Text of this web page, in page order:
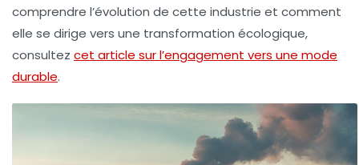
comprendre l’évolution de cette industrie et comment
elle se dirige vers une transformation écologique,
consultez cet article sur l’engagement vers une mode
durable.